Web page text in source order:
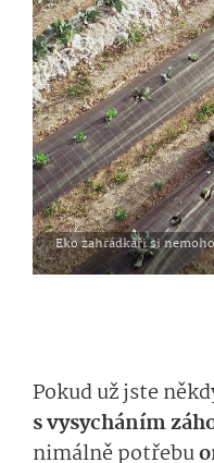
Pokud už jste
s vysycháním
nimálněpotře­bu